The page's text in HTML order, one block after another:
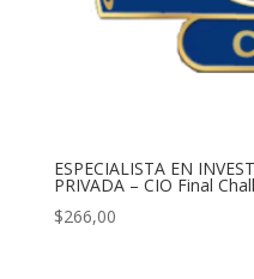
ESPECIALISTA EN
PRIVADA – CIO Final
$266,00